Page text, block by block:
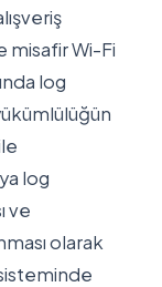
misafir Wi-Fi
log
log
ve
olarak